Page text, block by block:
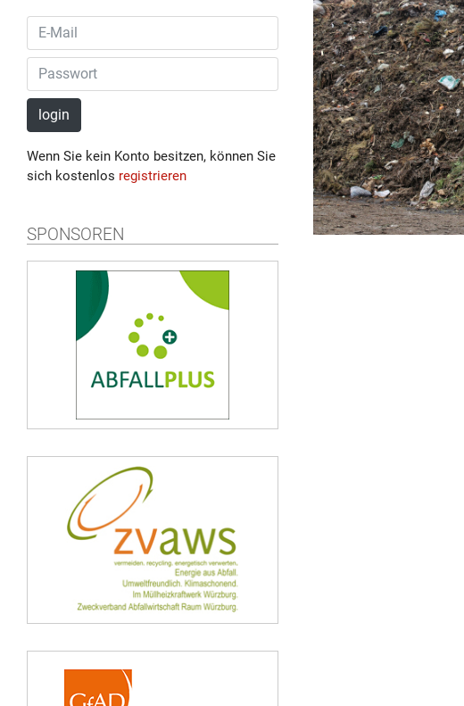
login
Wenn Sie kein Konto besitzen, können Sie
sich kostenlos registrieren
SPONSOREN